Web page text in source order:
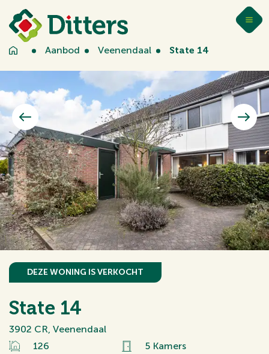
Aanbod Veenendaal State 14
DEZE WONING IS VERKOCHT
State 14
3902 CR, Veenendaal
126
5 Kamers